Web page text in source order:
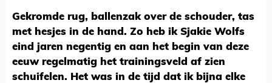
Gekromde rug, ballenzak over de schouder, tas
met hesjes in de hand. Zo heb ik Sjakie Wolfs
eind jaren negentig en aan het begin van deze
eeuw regelmatig het trainingsveld af zien
schuifelen. Het was in de tijd dat ik bijna elke